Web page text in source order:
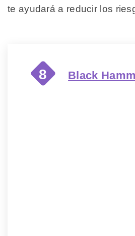
te ayudará a reducir los
8 Black